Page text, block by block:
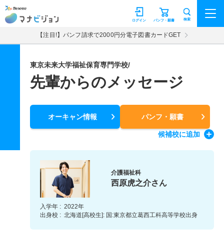
マナビジョン パンフ・願書
ログイン 検索
【注目!】パンフ請求で2000円分電子図書カードGET
東京未来大学福祉保育専門学校/
先輩からのメッセージ
オーキャン情報 パンフ・願書
候補校に追加
介護福祉科
西原虎之介さん
入学年 : 2022年
出身校 : 北海道[高校生]: 国:東京都立葛西工科高等学校出身